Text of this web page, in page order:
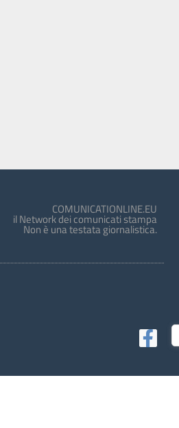
COMUNICATIONLINE.EU
il Network dei comunicati stampa
Non è una testata giornalistica.